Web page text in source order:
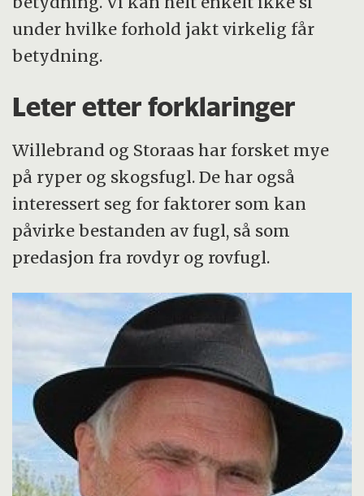
under hvilke forhold jakt virkelig får
betydning.
Leter etter forklaringer
Willebrand og Storaas har forsket mye
på ryper og skogsfugl. De har også
interessert seg for faktorer som kan
påvirke bestanden av fugl, så som
predasjon fra rovdyr og rovfugl.